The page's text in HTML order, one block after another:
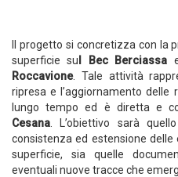
Il progetto si concretizza con la
superficie su l Bec Berciassa
Roccavione. Tale attività
ripresa e l’aggiornamento delle
lungo tempo ed è diretta e
Cesana . L’obiettivo sarà
consistenza ed estensione delle
superficie, sia quelle
eventuali nuove tracce che